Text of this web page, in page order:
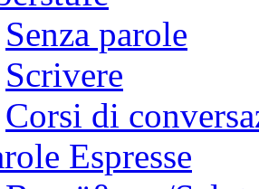
Senza parole
Scrivere
Corsi di
Espresse